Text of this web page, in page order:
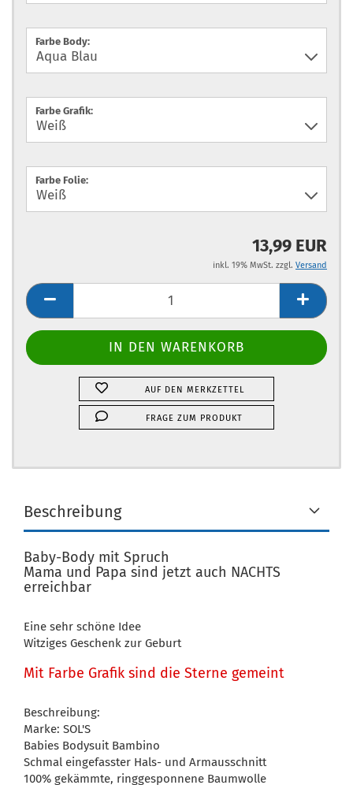
Farbe Body:
Farbe Grafik:
Farbe Folie:
13,99 EUR
inkl. 19% MwSt. zzgl. Versand
AUF DEN MERKZETTEL
FRAGE ZUM PRODUKT
Beschreibung
Baby-Body mit Spruch
Mama und Papa sind jetzt auch NACHTS
erreichbar
Eine sehr schöne Idee
Witziges Geschenk zur Geburt
Mit Farbe Grafik sind die Sterne gemeint
Beschreibung:
Marke: SOL'S
Babies Bodysuit Bambino
Schmal eingefasster Hals- und Armausschnitt
100% gekämmte, ringgesponnene Baumwolle